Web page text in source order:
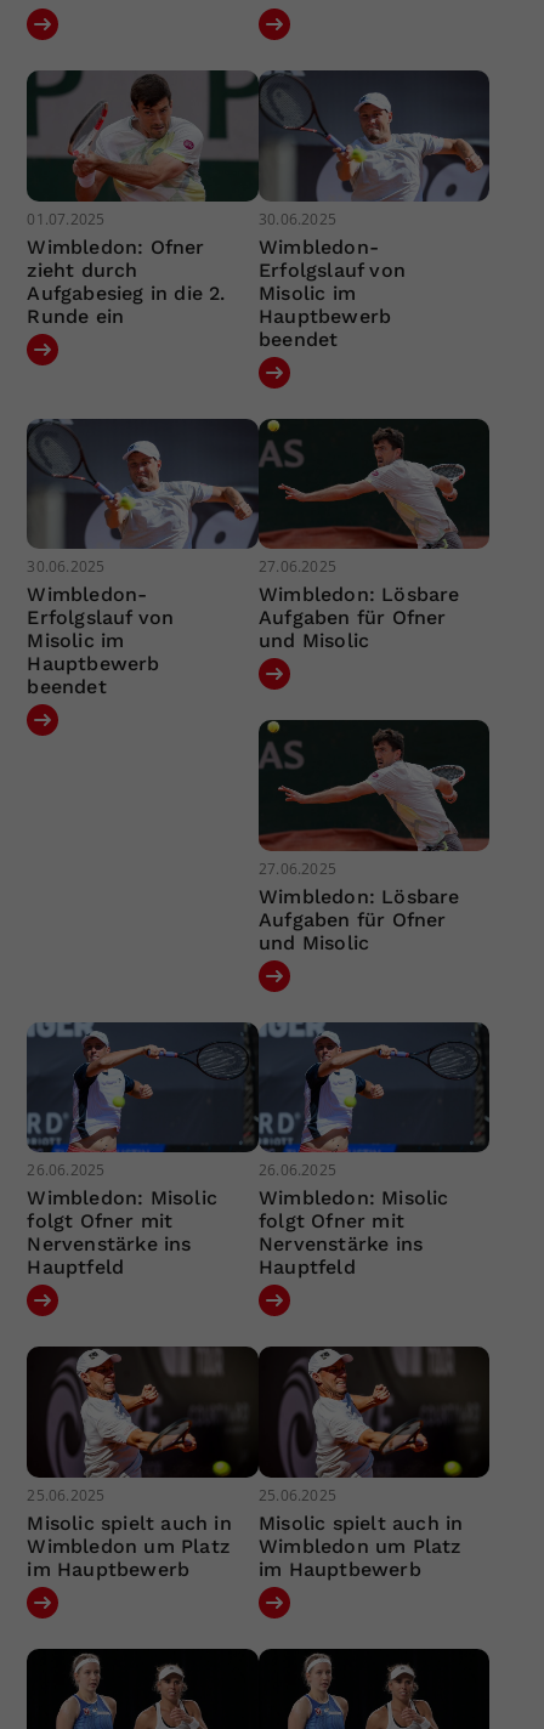
01.07.2025
Wimbledon: Ofner
zieht durch
Aufgabesieg in die 2.
Runde ein
30.06.2025
Wimbledon-
Erfolgslauf von
Misolic im
Hauptbewerb
beendet
30.06.2025
Wimbledon-
Erfolgslauf von
Misolic im
Hauptbewerb
beendet
27.06.2025
Wimbledon: Lösbare
Aufgaben für Ofner
und Misolic
27.06.2025
Wimbledon: Lösbare
Aufgaben für Ofner
und Misolic
26.06.2025
Wimbledon: Misolic
folgt Ofner mit
Nervenstärke ins
Hauptfeld
26.06.2025
Wimbledon: Misolic
folgt Ofner mit
Nervenstärke ins
Hauptfeld
25.06.2025
Misolic spielt auch in
Wimbledon um Platz
im Hauptbewerb
25.06.2025
Misolic spielt auch in
Wimbledon um Platz
im Hauptbewerb